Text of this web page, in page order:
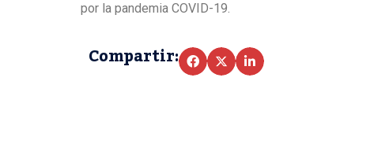
por la pandemia COVID-19.
Compartir: